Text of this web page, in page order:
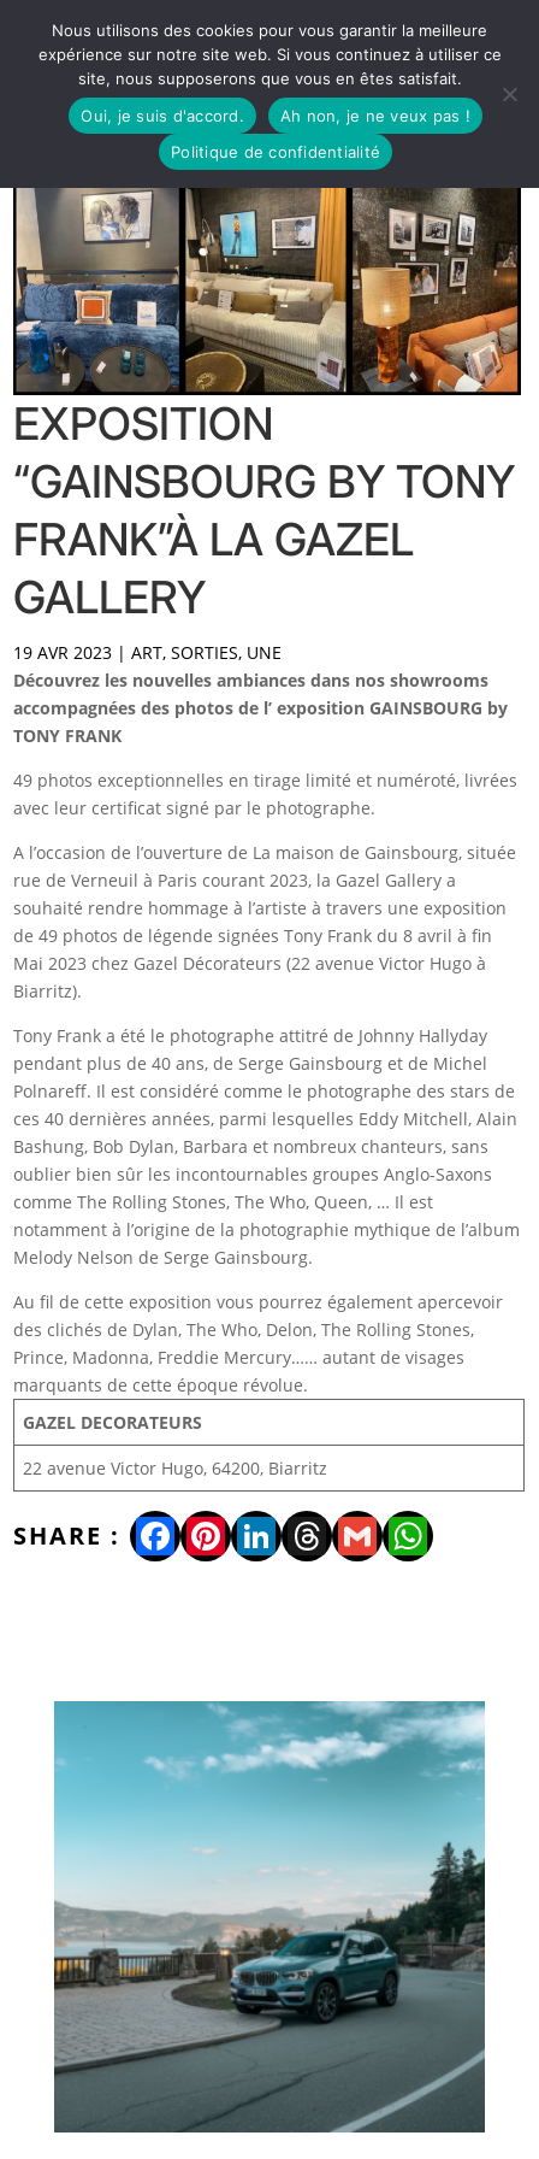
EXPOSITION
“GAINSBOURG BY TONY
FRANK”À LA GAZEL
GALLERY
19 AVR 2023 |ART,SORTIES, UNE
Découvrez les nouvelles ambiances dans nos showrooms
accompagnées des photos de l’ exposition GAINSBOURG by
TONY FRANK
49 photos exceptionnelles en tirage limité et numéroté, livrées
avec leur certificat signé par le photographe.
A l’occasion de l’ouverture de La maison de Gainsbourg, située
rue de Verneuil à Paris courant 2023, la Gazel Gallery a
souhaité rendre hommage à l’artiste à travers une exposition
de 49 photos de légende signées Tony Frank du 8 avril à fin
Mai 2023 chez Gazel Décorateurs (22 avenue Victor Hugo à
Biarritz).
Tony Frank a été le photographe attitré de Johnny Hallyday
pendant plus de 40 ans, de Serge Gainsbourg et de Michel
Polnareff. Il est considéré comme le photographe des stars de
ces 40 dernières années, parmi lesquelles Eddy Mitchell, Alain
Bashung, Bob Dylan, Barbara et nombreux chanteurs, sans
oublier bien sûr les incontournables groupes Anglo-Saxons
comme The Rolling Stones, The Who, Queen, … Il est
notamment à l’origine de la photographie mythique de l’album
Melody Nelson de Serge Gainsbourg.
Au fil de cette exposition vous pourrez également apercevoir
des clichés de Dylan, The Who, Delon, The Rolling Stones,
Prince, Madonna, Freddie Mercury…… autant de visages
marquants de cette époque révolue.
GAZEL DECORATEURS
22 avenue Victor Hugo, 64200, Biarritz
Facebook
Pinterest
LinkedIn
Threads
Gmail
Nous utilisons des cookies pour vous garantir la meilleure
expérience sur notre site web. Si vous continuez à utiliser ce
site, nous supposerons que vous en êtes satisfait.
Oui, je suis d'accord.
Ah non, je ne veux pas !
Politique de confidentialité